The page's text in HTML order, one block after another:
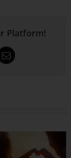
Platform!
Email